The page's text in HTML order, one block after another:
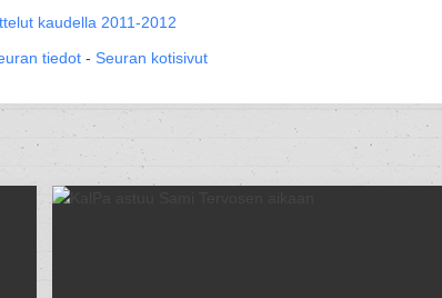
kaudella 2011-2012
tiedot - Seuran kotisivut